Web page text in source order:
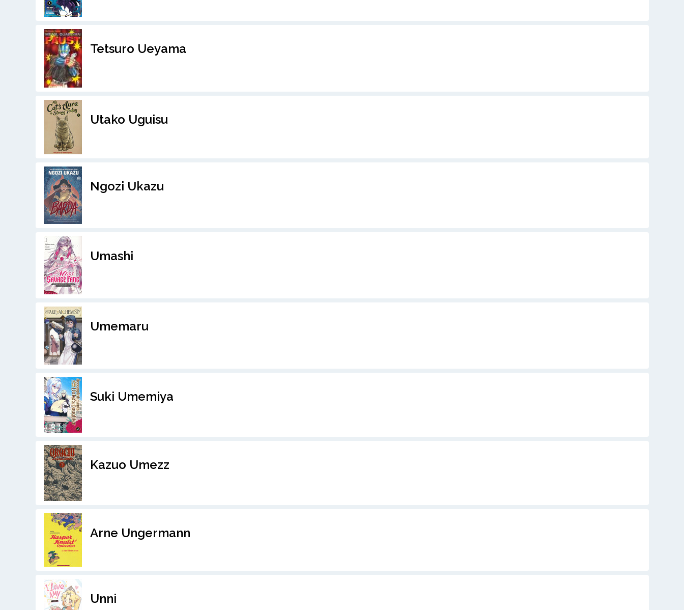
Tetsuro Ueyama
Utako Uguisu
Ngozi Ukazu
Umashi
Umemaru
Suki Umemiya
Kazuo Umezz
Arne Ungermann
Unni